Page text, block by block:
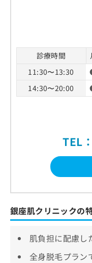
診療時間
11:30〜13:30
14:30〜20:00
TEL：
銀座肌クリニックの
肌負担に配慮し
全身脱毛プラン